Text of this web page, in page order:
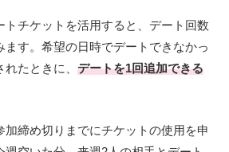
トチケットを活用すると、デート回数
ます。希望の日時でデートできなかっ
たときに、 デートを1回追加できる
加締め切りまでにチケットの使用を申